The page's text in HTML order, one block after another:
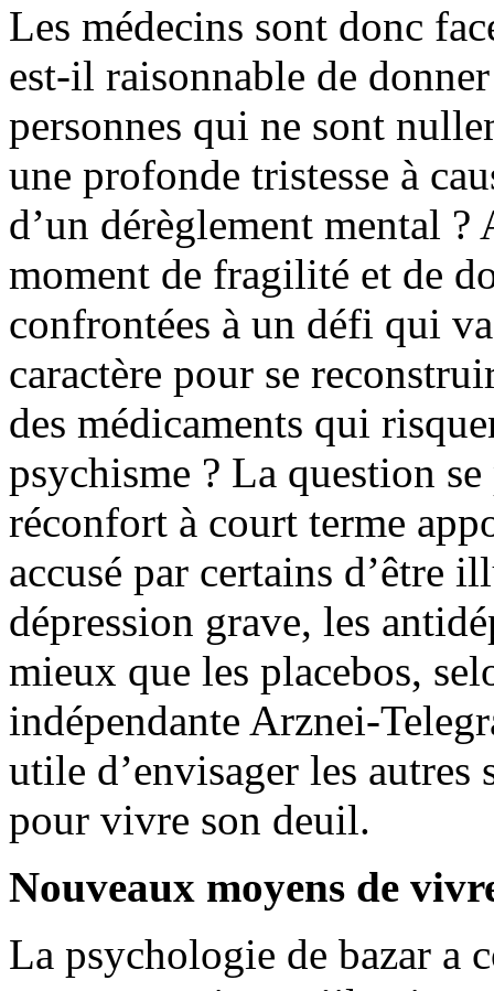
Les médecins sont donc
est-il raisonnable de
personnes qui ne sont
une profonde tristesse à
d’un dérèglement mental
moment de fragilité et de
confrontées à un défi qui
caractère pour se
des médicaments qui
psychisme ? La question
réconfort à court terme
accusé par certains d’être
dépression grave, les
mieux que les placebos,
indépendante Arznei-
utile d’envisager les
pour vivre son deuil.
Nouveaux moyens de
La psychologie de bazar a